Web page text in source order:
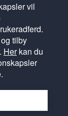
vil
tilby
Herkan du